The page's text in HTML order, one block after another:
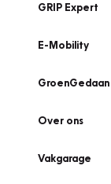
GRIP Expert
E-Mobility
GroenGedaan
Over ons
Vakgarage